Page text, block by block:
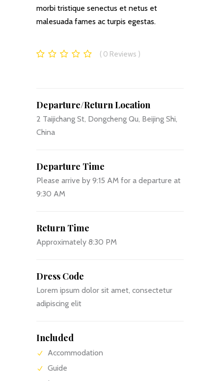
morbi tristique senectus et netus et
malesuada fames ac turpis egestas.
0 Reviews
Departure/Return Location
2 Taijichang St, Dongcheng Qu, Beijing Shi,
China
Departure Time
Please arrive by 9:15 AM for a departure at
9:30 AM
Return Time
Approximately 8:30 PM
Dress Code
Lorem ipsum dolor sit amet, consectetur
adipiscing elit
Included
Accommodation
Guide